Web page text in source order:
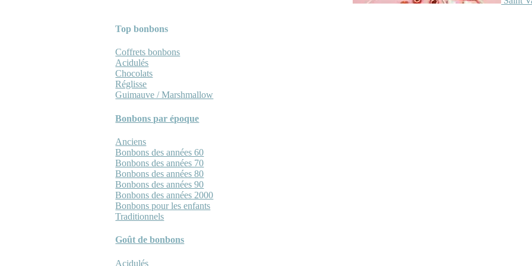
Top bonbons
Coffrets bonbons
Acidulés
Chocolats
Réglisse
Guimauve / Marshmallow
Bonbons par époque
Anciens
Bonbons des années 60
Bonbons des années 70
Bonbons des années 80
Bonbons des années 90
Bonbons des années 2000
Bonbons pour les enfants
Traditionnels
Goût de bonbons
Acidulés